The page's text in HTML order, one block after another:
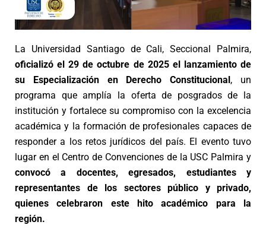
La Universidad Santiago de Cali, Seccional Palmira,
oficializó el 29 de octubre de 2025 el lanzamiento de
su Especialización en Derecho Constitucional, un
programa que amplía la oferta de posgrados de la
institución y fortalece su compromiso con la excelencia
académica y la formación de profesionales capaces de
responder a los retos jurídicos del país. El evento tuvo
lugar en el Centro de Convenciones de la USC Palmira y
convocó a docentes, egresados, estudiantes y
representantes de los sectores público y privado,
quienes celebraron este hito académico para la
región.